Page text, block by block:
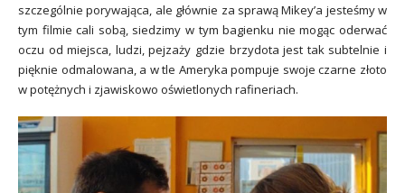
szczególnie porywająca, ale głównie za sprawą Mikey’a jesteśmy w
tym filmie cali sobą, siedzimy w tym bagienku nie mogąc oderwać
oczu od miejsca, ludzi, pejzaży gdzie brzydota jest tak subtelnie i
pięknie odmalowana, a w tle Ameryka pompuje swoje czarne złoto
w potężnych i zjawiskowo oświetlonych rafineriach.